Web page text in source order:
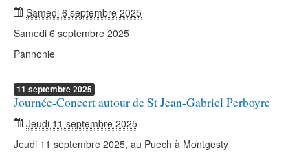
Annuaire/Contact
Samedi 6 septembre 2025
Samedi 6 septembre 2025
Pannonie
11 septembre2025
Journée-Concert autour de St Jean-Gabriel Perboyre
Jeudi 11 septembre 2025
Jeudi 11 septembre 2025, au Puech à Montgesty